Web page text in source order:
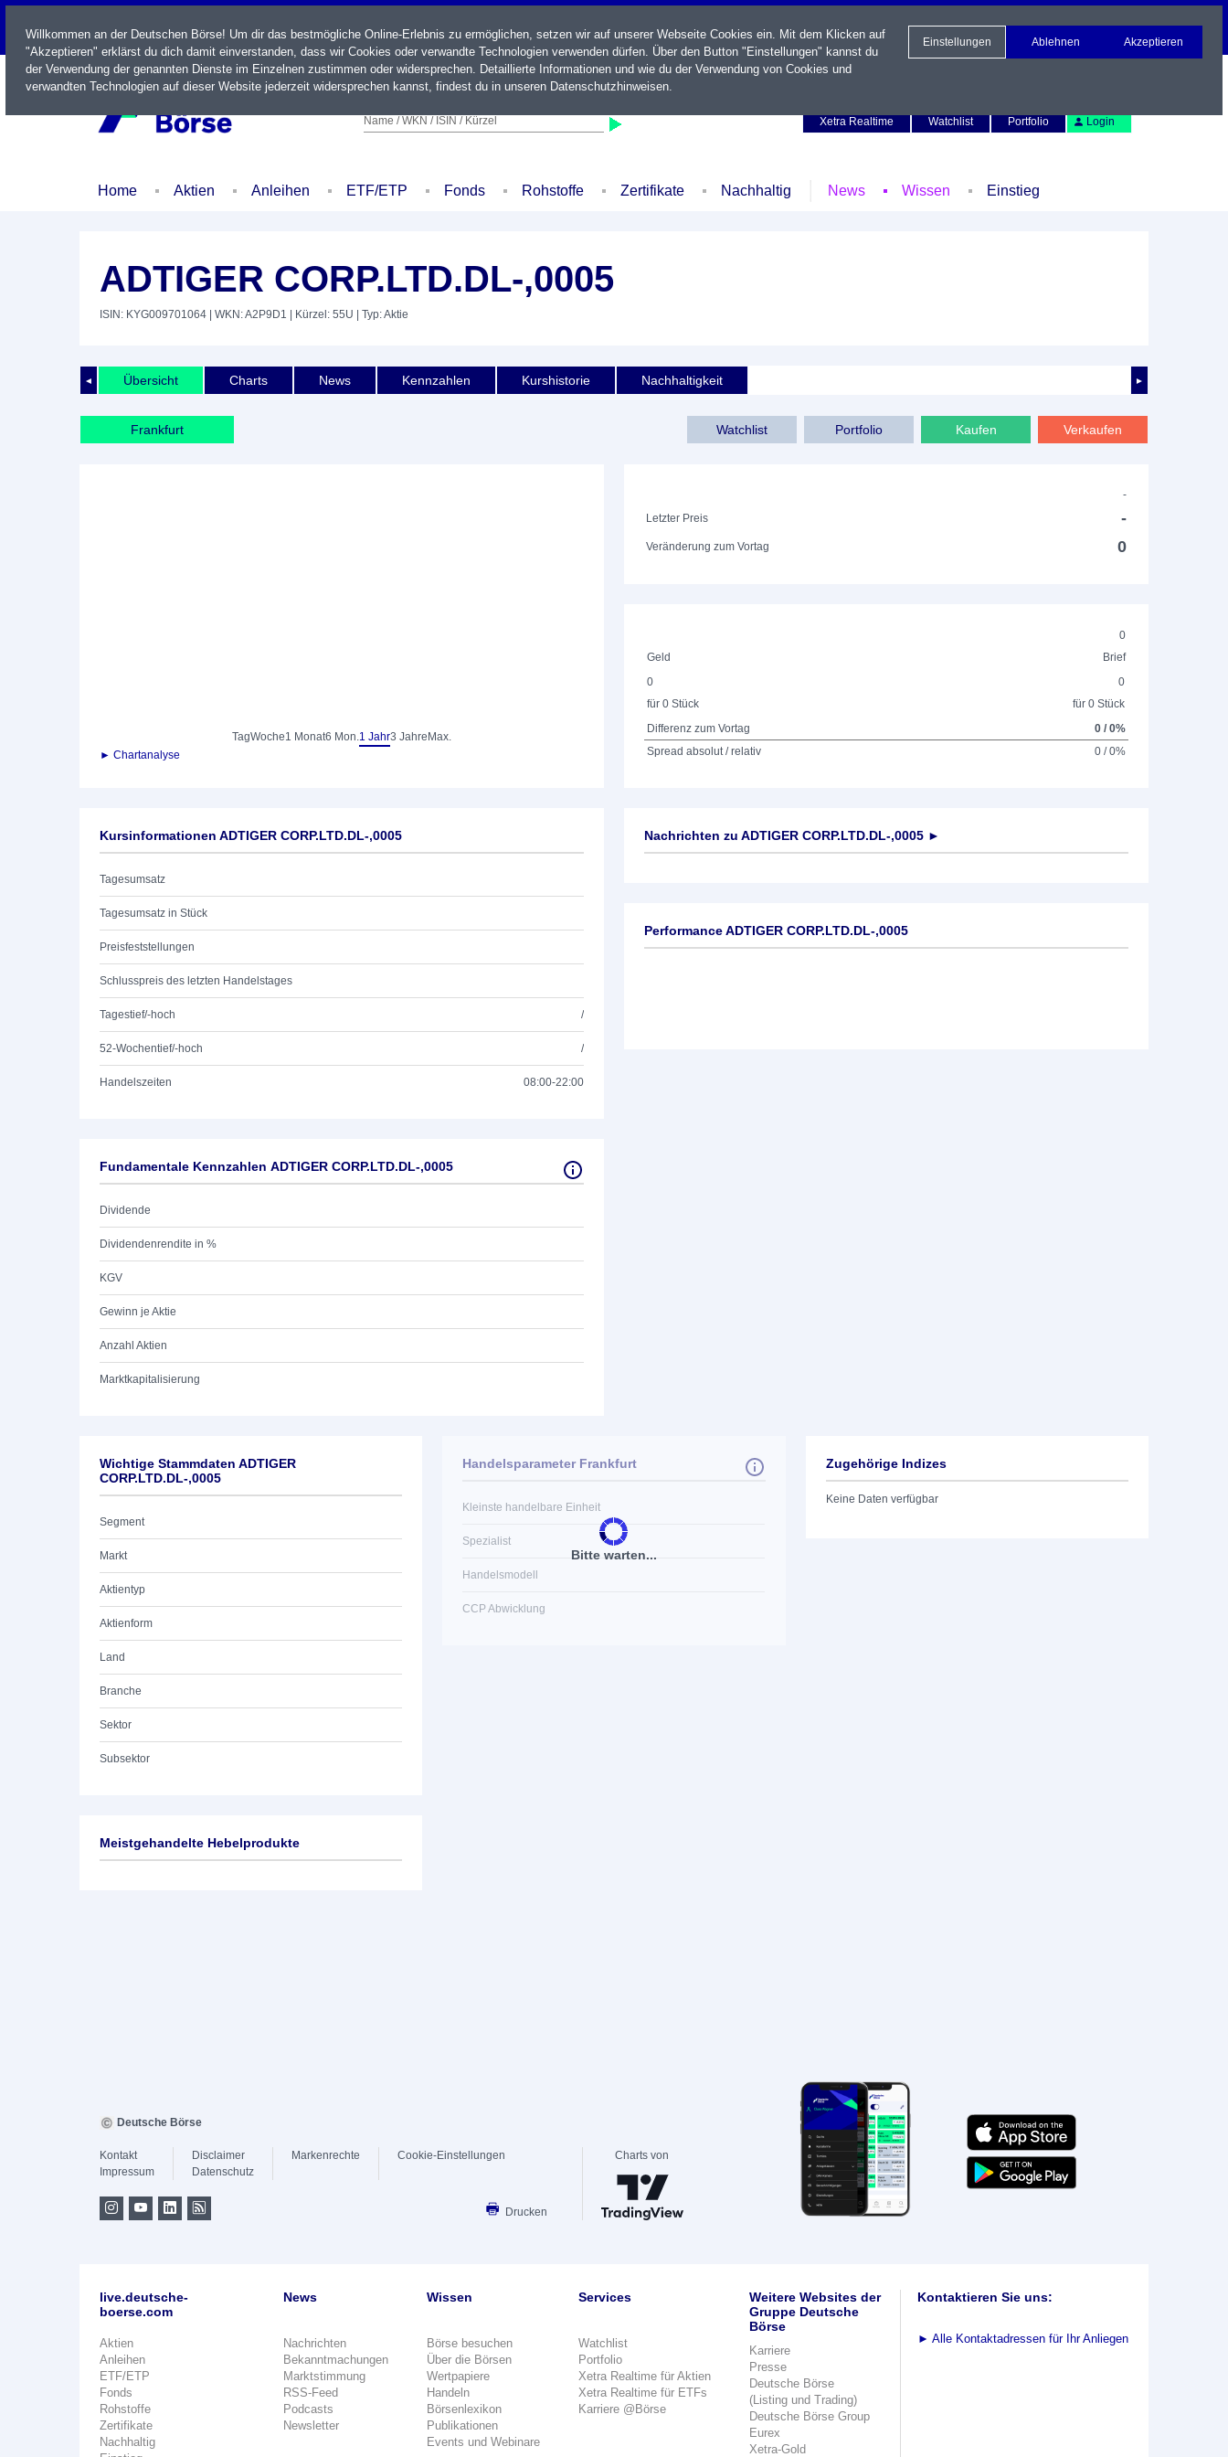
LIVE
Name / WKN / ISIN / Kürzel
Xetra Realtime
Watchlist Portfolio Login
Home Aktien Anleihen ETF/ETP Fonds Rohstoffe Zertifikate Nachhaltig News Wissen Einstieg
ADTIGER CORP.LTD.DL-,0005
ISIN: KYG009701064 | WKN: A2P9D1 | Kürzel: 55U | Typ: Aktie
◄ ►
Übersicht Charts News Kennzahlen Kurshistorie Nachhaltigkeit
Frankfurt Watchlist Portfolio Kaufen Verkaufen
TagWoche1 Monat6 Mon.1 Jahr3 Jahre Max.
► Chartanalyse
-
Letzter Preis
-
Veränderung zum Vortag 0
0
Geld
Brief
0
für 0 Stück
0
für 0 Stück
Differenz zum Vortag
0 / 0%
Spread absolut / relativ
0 / 0%
Kursinformationen ADTIGER CORP.LTD.DL-,0005
Tagesumsatz
Tagesumsatz in Stück
Preisfeststellungen
Schlusspreis des letzten Handelstages
Tagestief/-hoch /
52-Wochentief/-hoch /
Handelszeiten 08:00-22:00
Fundamentale Kennzahlen ADTIGER CORP.LTD.DL-,0005
Dividende
Dividendenrendite in %
KGV
Gewinn je Aktie
Anzahl Aktien
Marktkapitalisierung
Nachrichten zu ADTIGER CORP.LTD.DL-,0005 ►
Performance ADTIGER CORP.LTD.DL-,0005
Wichtige Stammdaten ADTIGER
CORP.LTD.DL-,0005
Segment
Markt
Aktientyp
Aktienform
Land
Branche
Sektor
Subsektor
Bitte warten...
Handelsparameter Frankfurt
Kleinste handelbare Einheit
Spezialist
Handelsmodell
CCP Abwicklung
Zugehörige Indizes
Keine Daten verfügbar
Meistgehandelte Hebelprodukte
Willkommen an der Deutschen Börse! Um dir das bestmögliche Online-Erlebnis zu ermöglichen, setzen wir auf unserer Webseite Cookies ein. Mit dem Klicken auf
"Akzeptieren" erklärst du dich damit einverstanden, dass wir Cookies oder verwandte Technologien verwenden dürfen. Über den Button "Einstellungen" kannst du
der Verwendung der genannten Dienste im Einzelnen zustimmen oder widersprechen. Detaillierte Informationen und wie du der Verwendung von Cookies und
verwandten Technologien auf dieser Website jederzeit widersprechen kannst, findest du in unseren Datenschutzhinweisen.
Einstellungen Ablehnen Akzeptieren
Deutsche Börse
Kontakt
Impressum
Disclaimer
Datenschutz
Markenrechte Cookie-Einstellungen
Drucken
Charts von
live.deutsche-
boerse.com
Aktien
Anleihen
ETF/ETP
Fonds
Rohstoffe
Zertifikate
Nachhaltig
News
Nachrichten
Bekanntmachungen
Marktstimmung
RSS-Feed
Podcasts
Newsletter
Wissen
Börse besuchen
Über die Börsen
Wertpapiere
Handeln
Börsenlexikon
Publikationen
Events und Webinare
Services
Watchlist
Portfolio
Xetra Realtime für Aktien
Xetra Realtime für ETFs
Karriere @Börse
Weitere Websites der
Gruppe Deutsche
Börse
Karriere
Presse
Deutsche Börse
(Listing und Trading)
Deutsche Börse Group
Eurex
Xetra-Gold
Kontaktieren Sie uns:
► Alle Kontaktadressen für Ihr Anliegen